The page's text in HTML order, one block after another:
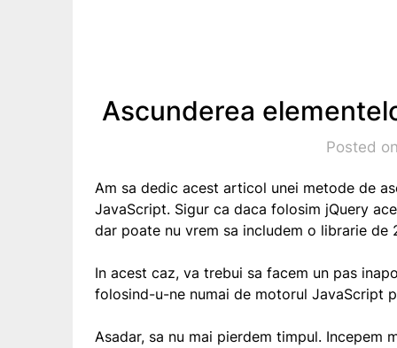
Ascunderea
Posted
Am sa dedic acest articol unei metode de
JavaScript. Sigur ca daca folosim jQuery
dar poate nu vrem sa includem o librarie
In acest caz, va trebui sa facem un pas
folosind-u-ne numai de motorul JavaScript
Asadar, sa nu mai pierdem timpul.